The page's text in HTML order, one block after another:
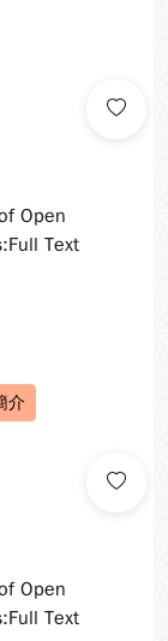
Open
Text
介
Open
Text